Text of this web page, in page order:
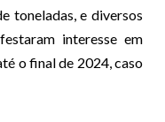
toneladas, e diversos
interesse em
o final de 2024, caso